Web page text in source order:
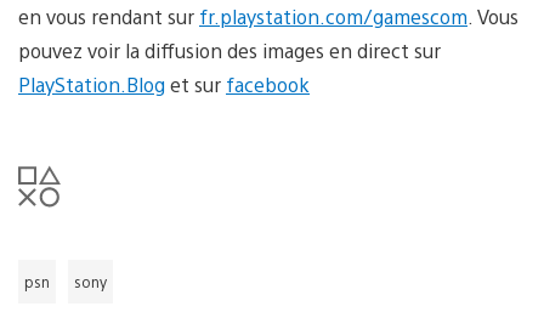
en vous rendant sur fr.playstation.com/gamescom . Vous
pouvez voir la diffusion des images en direct sur
PlayStation.Blog et sur facebook
psn sony